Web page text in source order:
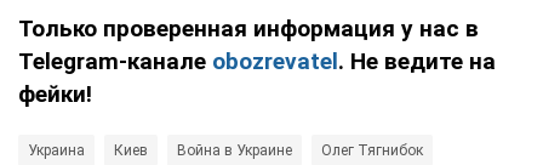
Только проверенная информация у нас в
Telegram-канале obozrevatel. Не ведите на
фейки!
Украина Киев Война в Украине Олег Тягнибок